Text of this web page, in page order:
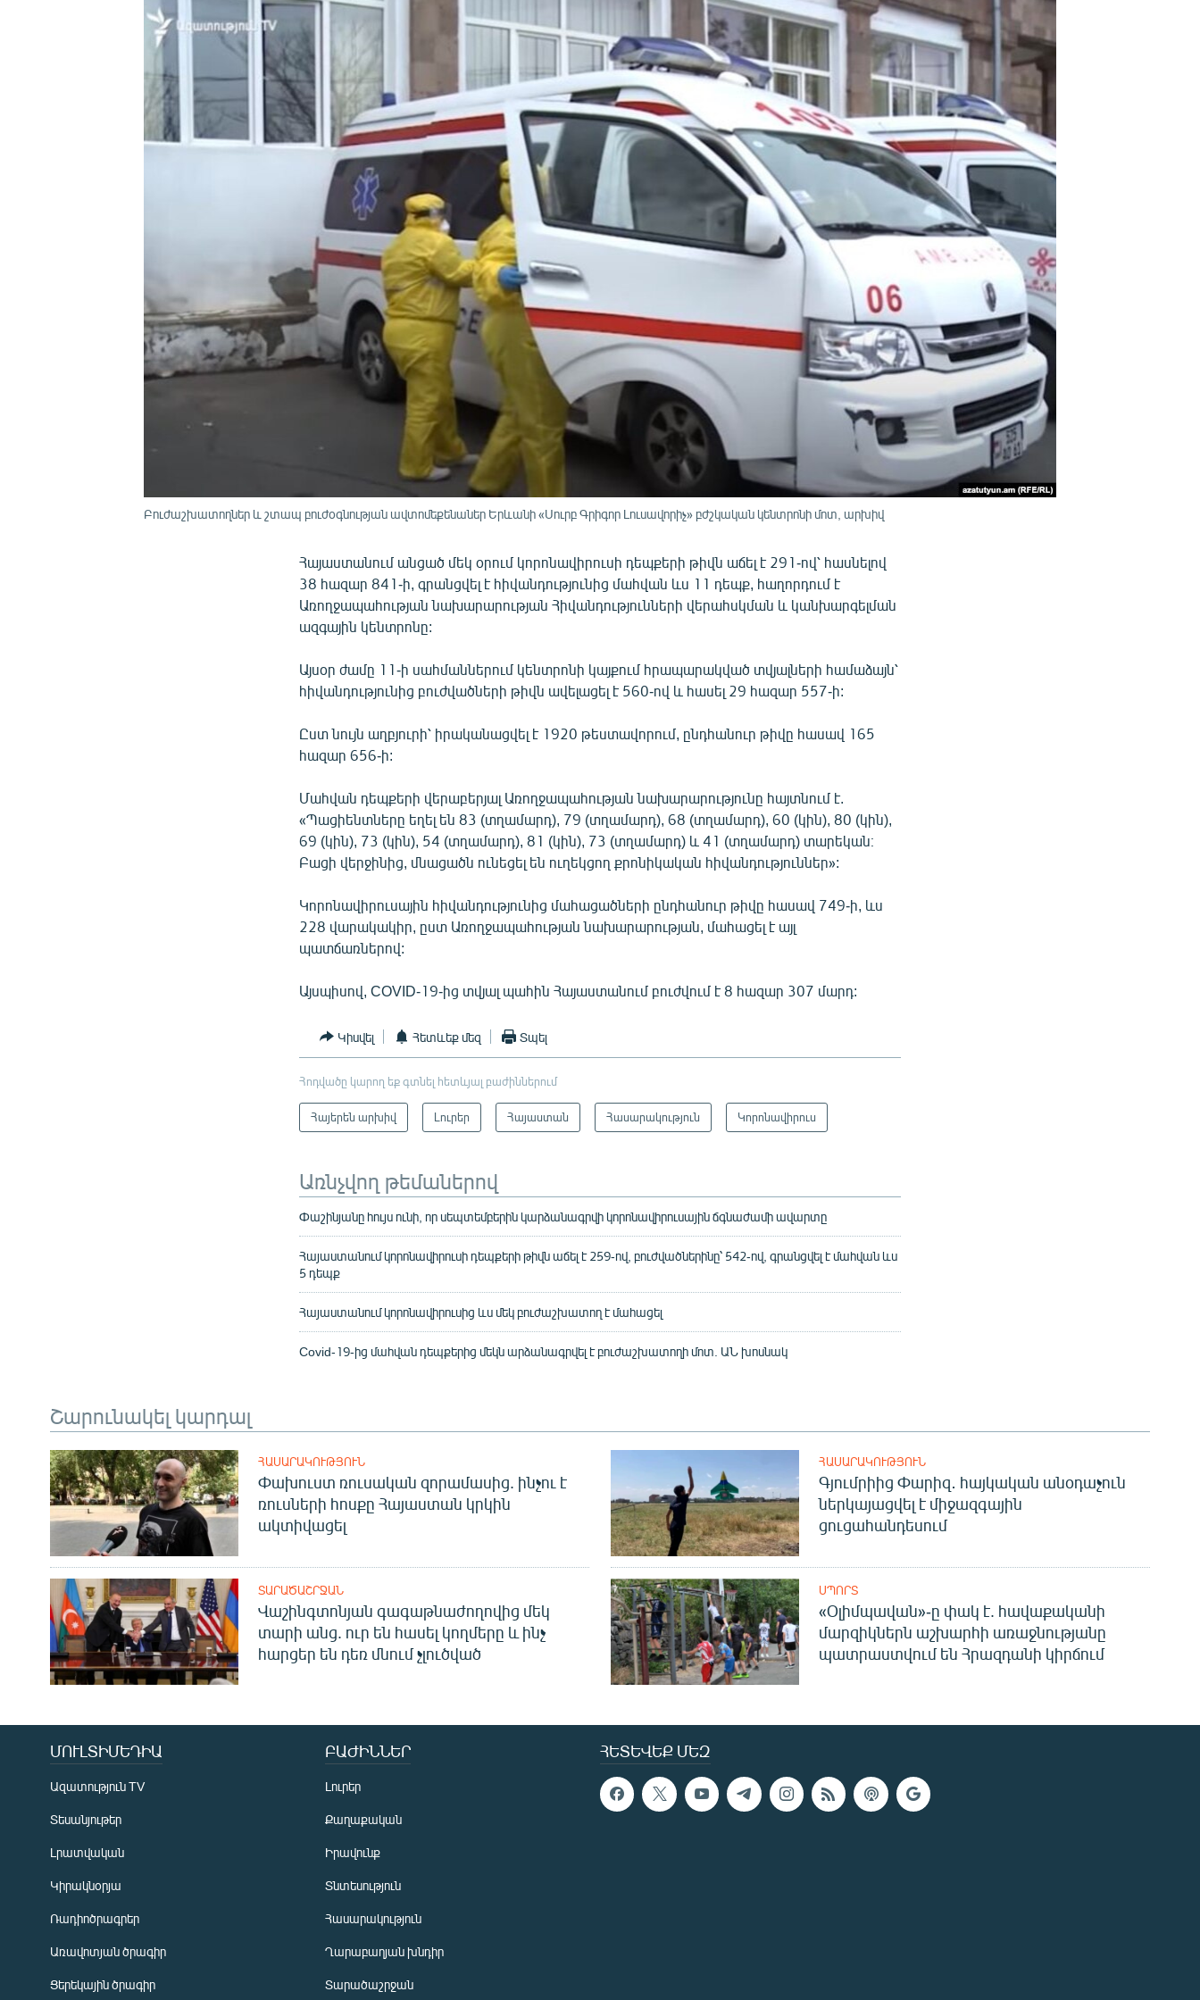
ՄԵԿՆԱԲԱՆՈՒԹՅՈՒՆ
Բուժաշխատողներ և շտապ բուժօգնության ավտոմեքենաներ Երևանի «Սուրբ Գրիգոր Լուսավորիչ» բժշկական կենտրոնի մոտ, արխիվ
Հայաստանում անցած մեկ օրում կորոնավիրուսի դեպքերի թիվն աճել է 291-ով՝ հասնելով
38 հազար 841-ի, գրանցվել է հիվանդությունից մահվան ևս 11 դեպք, հաղորդում է
Առողջապահության նախարարության Հիվանդությունների վերահսկման և կանխարգելման
ազգային կենտրոնը:
Այսօր ժամը 11-ի սահմաններում կենտրոնի կայքում հրապարակված տվյալների համաձայն՝
հիվանդությունից բուժվածների թիվն ավելացել է 560-ով և հասել 29 հազար 557-ի:
Ըստ նույն աղբյուրի՝ իրականացվել է 1920 թեստավորում, ընդհանուր թիվը հասավ 165
հազար 656-ի:
Մահվան դեպքերի վերաբերյալ Առողջապահության նախարարությունը հայտնում է.
«Պացիենտները եղել են 83 (տղամարդ), 79 (տղամարդ), 68 (տղամարդ), 60 (կին), 80 (կին),
69 (կին), 73 (կին), 54 (տղամարդ), 81 (կին), 73 (տղամարդ) և 41 (տղամարդ) տարեկան։
Բացի վերջինից, մնացածն ունեցել են ուղեկցող քրոնիկական հիվանդություններ»:
Կորոնավիրուսային հիվանդությունից մահացածների ընդհանուր թիվը հասավ 749-ի, ևս
228 վարակակիր, ըստ Առողջապահության նախարարության, մահացել է այլ
պատճառներով:
Այսպիսով, COVID-19-ից տվյալ պահին Հայաստանում բուժվում է 8 հազար 307 մարդ:
Կիսվել Հետևեք մեզ Տպել
Հոդվածը կարող եք գտնել հետևյալ բաժիններում
Հայերեն արխիվ Լուրեր Հայաստան Հասարակություն Կորոնավիրուս
Առնչվող թեմաներով
Փաշինյանը հույս ունի, որ սեպտեմբերին կարձանագրվի կորոնավիրուսային ճգնաժամի ավարտը
Հայաստանում կորոնավիրուսի դեպքերի թիվն աճել է 259-ով, բուժվածներինը՝ 542-ով, գրանցվել է մահվան ևս
5 դեպք
Հայաստանում կորոնավիրուսից ևս մեկ բուժաշխատող է մահացել
Covid-19-ից մահվան դեպքերից մեկն արձանագրվել է բուժաշխատողի մոտ. ԱՆ խոսնակ
Շարունակել կարդալ
ՀԱՍԱՐԱԿՈՒԹՅՈՒՆ
Փախուստ ռուսական զորամասից. ինչու է
ռուսների հոսքը Հայաստան կրկին
ակտիվացել
ՀԱՍԱՐԱԿՈՒԹՅՈՒՆ
Գյումրիից Փարիզ․ հայկական անօդաչուն
ներկայացվել է միջազգային
ցուցահանդեսում
ՏԱՐԱԾԱՇՐՋԱՆ
Վաշինգտոնյան գագաթնաժողովից մեկ
տարի անց. ուր են հասել կողմերը և ինչ
հարցեր են դեռ մնում չլուծված
ՍՊՈՐՏ
«Օլիմպավան»-ը փակ է. հավաքականի
մարզիկներն աշխարհի առաջնությանը
պատրաստվում են Հրազդանի կիրճում
ՀԵՏԵՎԵՔ ՄԵԶ
ՄՈՒԼՏԻՄԵԴԻԱ
Ազատություն TV
Տեսանյութեր
Լրատվական
Կիրակնօրյա
Ռադիոծրագրեր
Առավոտյան ծրագիր
Ցերեկային ծրագիր
ԲԱԺԻՆՆԵՐ
Լուրեր
Քաղաքական
Իրավունք
Տնտեսություն
Հասարակություն
Ղարաբաղյան խնդիր
Տարածաշրջան